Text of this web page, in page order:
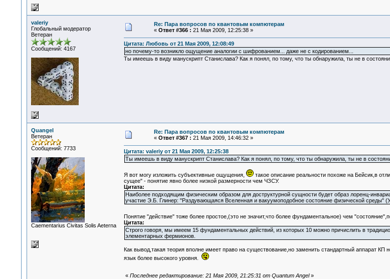
valeriy
Глобальный модератор
Ветеран
Сообщений: 4167
Re: Пара вопросов по квантовым компютерам
« Ответ #366 : 21 Мая 2009, 12:25:38 »
Цитата: Любовь от 21 Мая 2009, 12:08:49
но почему-то возникло ощущение аналогии с шифрованием... даже не с кодированием...
Ты имеешь в виду манускрипт Станислава? Как я понял, по тому, что ты обнаружила, ты не в
Quangel
Ветеран
Сообщений: 7733
Сaementarius Civitas Solis Aeterna
Re: Пара вопросов по квантовым компютерам
« Ответ #367 : 21 Мая 2009, 14:46:32 »
Цитата: valeriy от 21 Мая 2009, 12:25:38
Ты имеешь в виду манускрипт Станислава? Как я понял, по тому, что ты обнаружила, ты не в
Я вот могу изложить субъективные ощущения, такое описание реальности похоже на Бейсик,в
сущее" - понятие явно более низкой размерности чем ЧЗСУ.
Цитата:
Наиболее подходящим физическим образом для доструктурной сущности будет образ лоренц-
участие Э.Б. Глинер: "Раздувающаяся Вселенная и вакуумоподобное состояние физической среды"
Понятие "действие" тоже более простое,(это не значит,что более фундаментальное) чем
Цитата:
Строго говоря, мы имеем 15 фундаментальных действий, из которых 10 можно причислить в
элементарных фермионов.
Как вывод,такая теория вполне имеет право на существование,но заменить стандартный аппарат
язык более высокого уровня.
« Последнее редактирование: 21 Мая 2009, 21:25:31 от Quantum Angel»